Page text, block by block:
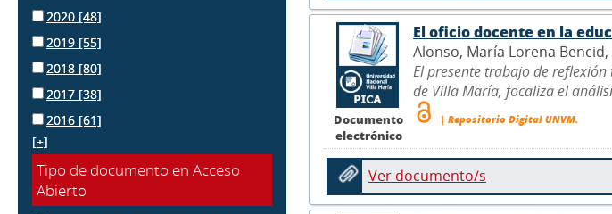
2020 [48]
2019 [55]
2018 [80]
2017 [38]
2016 [61]
[+]
Tipo de documento en Acceso
Abierto
Documento
electrónico
El oficio docente en la
Alonso, María Lorena Bencid,
El presente trabajo de
de Villa María, focaliza el
| Repositorio Digital UNVM.
Ver documento/s